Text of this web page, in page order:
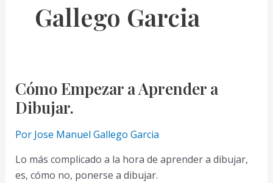
Gallego Garcia
Cómo Empezar a Aprender a
Dibujar.
Por Jose Manuel Gallego Garcia
Lo más complicado a la hora de aprender a dibujar,
es, cómo no, ponerse a dibujar.